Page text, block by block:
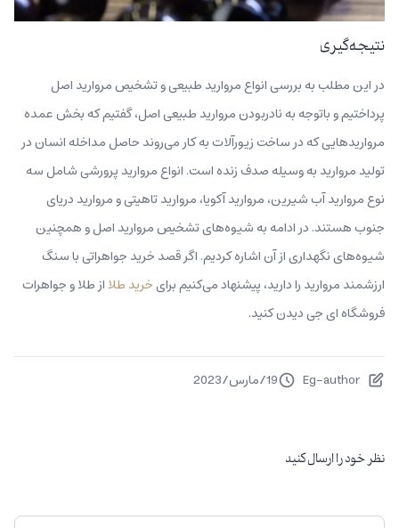
نتیجه‌گیری
در این مطلب به بررسی انواع مروارید طبیعی و تشخیص مروارید اصل
پرداختیم و باتوجه به نادربودن مروارید طبیعی اصل، گفتیم که بخش عمده
مرواریدهایی که در ساخت زیورآلات به کار می‌روند حاصل مداخله انسان در
تولید مروارید به وسیله صدف زنده است. انواع مروارید پرورشی شامل سه
نوع مروارید آب شیرین، مروارید آکویا، مروارید تاهیتی و مروارید دریای
جنوب هستند. در ادامه به شیوه‌های تشخیص مروارید اصل و همچنین
شیوه‌های نگهداری از آن اشاره کردیم. اگر قصد خرید جواهراتی با سنگ
ارزشمند مروارید را دارید، پیشنهاد می‌کنیم برایخرید طلا از طلا و جواهرات
فروشگاه ای جی دیدن کنید.
Eg-author
19
/مارس/
2023
نظر خود را ارسال کنید